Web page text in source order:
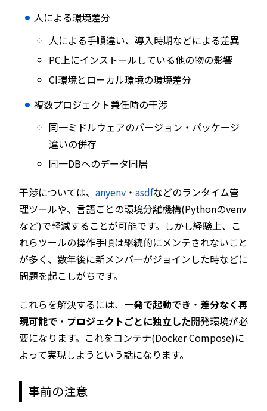
人による環境差分
人による手順違い、導入時期などによる差異
PC上にインストールしている他の物の影響
CI環境とローカル環境の環境差分
複数プロジェクト兼任時の干渉
同一ミドルウェアのバージョン・パッケージ
違いの併存
同一DBへのデータ同居
干渉については、 anyenv ・ asdfなどのランタイム管
理ツールや、言語ごとの環境分離機構(Pythonのvenv
など)で軽減することが可能です。しかし経験上、こ
れらツールの操作手順は継続的にメンテされないこと
が多く、数年後に新メンバーがジョインした時などに
問題を起こしがちです。
これらを解決するには、 一発で起動でき ・ 差分なく再
現可能で ・ プロジェクトごとに独立した開発環境が必
要になります。これをコンテナ(Docker Compose)に
よって実現しようという話になります。
事前の注意